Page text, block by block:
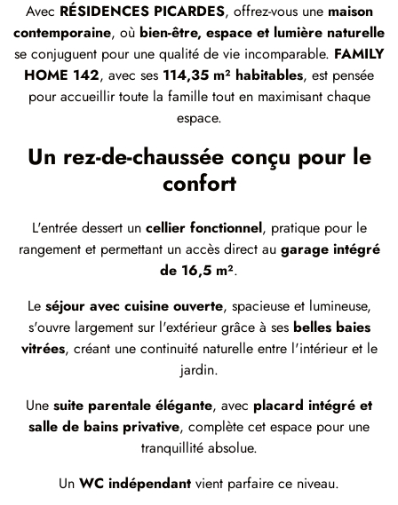
Avec RÉSIDENCES PICARDES, offrez-vous une maison
contemporaine, où bien-être, espace et lumière naturelle
se conjuguent pour une qualité de vie incomparable. FAMILY
HOME 142, avec ses 114,35 m² habitables, est pensée
pour accueillir toute la famille tout en maximisant chaque
espace.
Un rez-de-chaussée conçu pour le
confort
L'entrée dessert un cellier fonctionnel, pratique pour le
rangement et permettant un accès direct au garage intégré
de 16,5 m².
Le séjour avec cuisine ouverte, spacieuse et lumineuse,
s'ouvre largement sur l'extérieur grâce à ses belles baies
vitrées, créant une continuité naturelle entre l'intérieur et le
jardin.
Une suite parentale élégante, avec placard intégré et
salle de bains privative, complète cet espace pour une
tranquillité absolue.
Un WC indépendant vient parfaire ce niveau.